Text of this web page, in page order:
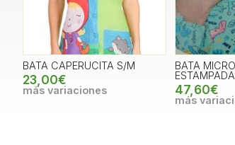
BATA CAPERUCITA S/M
23,00€
más variaciones
BATA
47,60€
más